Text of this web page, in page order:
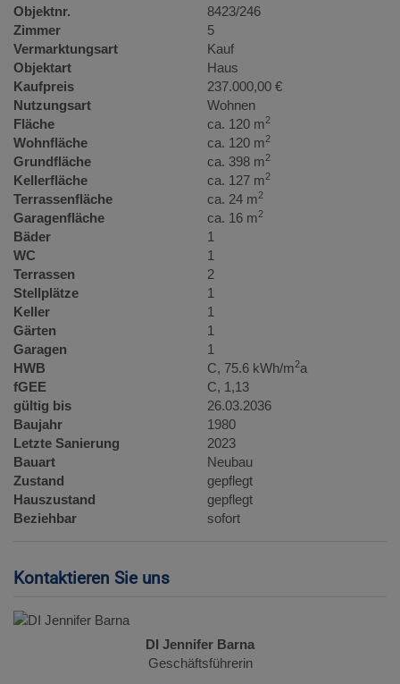
Objektnr.
8423/246
Zimmer
5
Vermarktungsart
Kauf
Objektart
Haus
Kaufpreis
237.000,00 €
Nutzungsart
Wohnen
Fläche
ca. 120 m2
Wohnfläche ca. 120 m2
Grundfläche ca. 398 m2
Kellerfläche ca. 127 m2
Terrassenfläche ca. 24 m2
Garagenfläche ca. 16 m2
Bäder
1
WC
1
Terrassen
2
Stellplätze
1
Keller
1
Gärten
1
Garagen
1
HWB
C, 75.6 kWh/m2a
fGEE
C, 1,13
gültig bis
26.03.2036
Baujahr
1980
Letzte Sanierung
2023
Bauart
Neubau
Zustand
gepflegt
Hauszustand
gepflegt
Beziehbar
sofort
Kontaktieren Sie uns
DI Jennifer Barna
Geschäftsführerin